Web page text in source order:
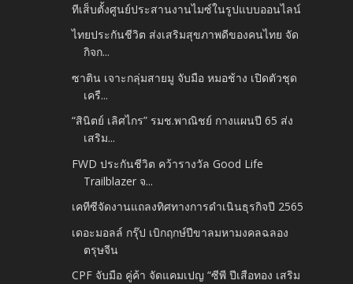
ทีเส็บตั้งศูนย์ประสานงานไมซ์ในรูปแบบออนไลน์
ไทยประกันชีวิต ส่งเสริมสุขภาพดีของคนไทย จัด
กิจก...
ซาติน เจาะกลุ่มสายมู จับมือ หมอช้าง เปิดตัวชุด
เครื...
“สินิตย์ เลิศไกร” รมช.พาณิชย์ กางแผนปี 65 ส่ง
เสริม...
FWD ประกันชีวิต คว้ารางวัล Good Life
Trailblazer จ...
เคทีซีจัดงานแถลงทิศทางการดำเนินธุรกิจปี 2565
เดอะมอลล์ กรุ๊ป เบิกฤกษ์ปีขาลมหามงคลฉลอง
ตรุษจีน
CPF จับมือ คู่ค้า จัดแคมเปญ “ซีพี ปีเสือทอง เสริม